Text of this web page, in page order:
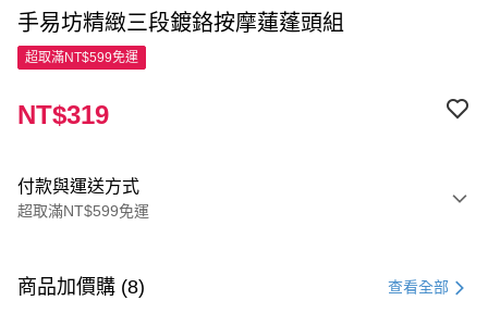
手易坊精緻三段鍍鉻按摩蓮蓬頭組
超取滿NT$599免運
NT$319
付款與運送方式
超取滿NT$599免運
信用卡一次付款
商品加價購 (8) 查看全部